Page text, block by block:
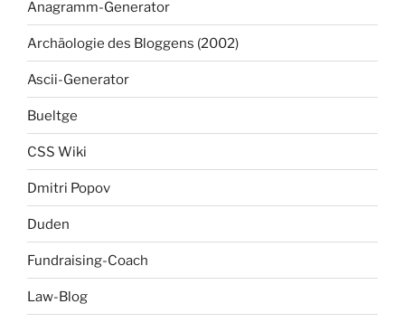
Anagramm-Generator
Archäologie des Bloggens (2002)
Ascii-Generator
Bueltge
CSS Wiki
Dmitri Popov
Duden
Fundraising-Coach
Law-Blog